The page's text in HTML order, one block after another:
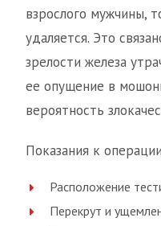
взрослого мужчины,
удаляется. Это
зрелости железа
ее опущение в
вероятность
Показания к
Расположение
Перекрут и